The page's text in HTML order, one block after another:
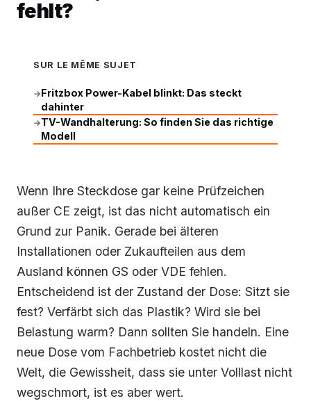
fehlt?
SUR LE MÊME SUJET
→Fritzbox Power-Kabel blinkt: Das steckt
dahinter
→TV-Wandhalterung: So finden Sie das richtige
Modell
Wenn Ihre Steckdose gar keine Prüfzeichen
außer CE zeigt, ist das nicht automatisch ein
Grund zur Panik. Gerade bei älteren
Installationen oder Zukaufteilen aus dem
Ausland können GS oder VDE fehlen.
Entscheidend ist der Zustand der Dose: Sitzt sie
fest? Verfärbt sich das Plastik? Wird sie bei
Belastung warm? Dann sollten Sie handeln. Eine
neue Dose vom Fachbetrieb kostet nicht die
Welt, die Gewissheit, dass sie unter Volllast nicht
wegschmort, ist es aber wert.